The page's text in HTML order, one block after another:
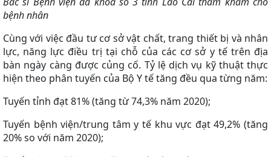
bệnh nhân
Cùng với việc đầu tư cơ sở vật chất, trang thiết bị và nhân
lực, năng lực điều trị tại chỗ của các cơ sở y tế trên địa
bàn ngày càng được củng cố. Tỷ lệ dịch vụ kỹ thuật thực
hiện theo phân tuyến của Bộ Y tế tăng đều qua từng năm:
Tuyến tỉnh đạt 81% (tăng từ 74,3% năm 2020);
Tuyến bệnh viện/trung tâm y tế khu vực đạt 49,2% (tăng
20% so với năm 2020);